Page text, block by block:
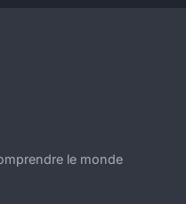
le monde